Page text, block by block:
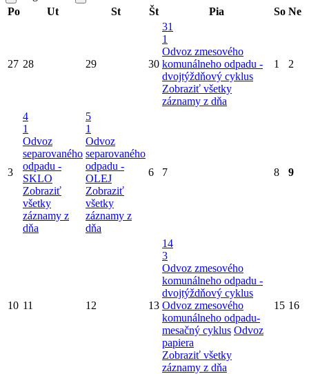
Po
Ut St Št Pia So Ne
27 28 29 30
31
1
Odvoz zmesového
komunálneho odpadu -
dvojtýždňový cyklus
Zobraziť všetky
záznamy z dňa
1 2
3
4
1
Odvoz
separovaného
odpadu -
SKLO
Zobraziť
všetky
záznamy z
dňa
5
1
Odvoz
separovaného
odpadu -
OLEJ
Zobraziť
všetky
záznamy z
dňa
6 7 8 9
10 11 12 13
14
3
Odvoz zmesového
komunálneho odpadu -
dvojtýždňový cyklus
Odvoz zmesového
komunálneho odpadu-
mesačný cyklus Odvoz
papiera
Zobraziť všetky
záznamy z dňa
15 16